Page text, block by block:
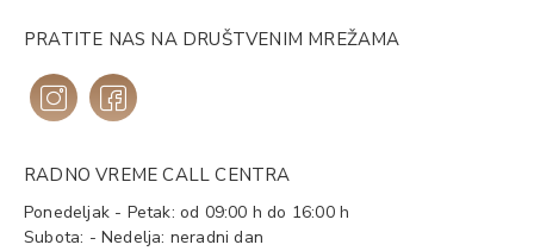
PRATITE NAS NA DRUŠTVENIM MREŽAMA
RADNO VREME CALL CENTRA
Ponedeljak - Petak: od 09:00 h do 16:00 h
Subota: - Nedelja: neradni dan